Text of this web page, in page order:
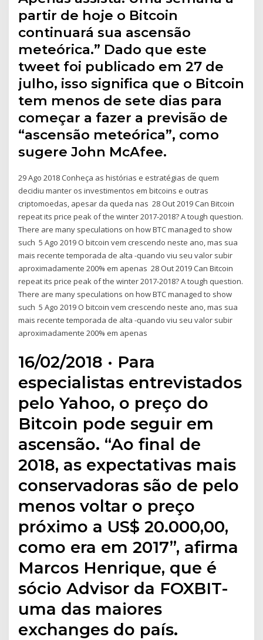
partir de hoje o Bitcoin
continuará sua ascensão
meteórica.” Dado que este
tweet foi publicado em 27 de
julho, isso significa que o Bitcoin
tem menos de sete dias para
começar a fazer a previsão de
“ascensão meteórica”, como
sugere John McAfee.
29 Ago 2018 Conheça as histórias e estratégias de quem
decidiu manter os investimentos em bitcoins e outras
criptomoedas, apesar da queda nas 28 Out 2019 Can Bitcoin
repeat its price peak of the winter 2017-2018? A tough question.
There are many speculations on how BTC managed to show
such 5 Ago 2019 O bitcoin vem crescendo neste ano, mas sua
mais recente temporada de alta -quando viu seu valor subir
aproximadamente 200% em apenas 28 Out 2019 Can Bitcoin
repeat its price peak of the winter 2017-2018? A tough question.
There are many speculations on how BTC managed to show
such 5 Ago 2019 O bitcoin vem crescendo neste ano, mas sua
mais recente temporada de alta -quando viu seu valor subir
aproximadamente 200% em apenas
16/02/2018 · Para
especialistas entrevistados
pelo Yahoo, o preço do
Bitcoin pode seguir em
ascensão. “Ao final de
2018, as expectativas mais
conservadoras são de pelo
menos voltar o preço
próximo a US$ 20.000,00,
como era em 2017”, afirma
Marcos Henrique, que é
sócio Advisor da FOXBIT-
uma das maiores
exchanges do país.